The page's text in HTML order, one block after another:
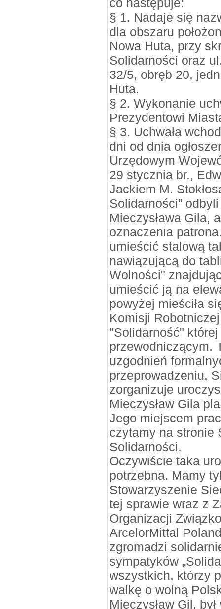
co następuje:
§ 1. Nadaje się
dla obszaru
Nowa Huta, przy
Solidarności oraz
32/5, obręb 20,
Huta.
§ 2. Wykonanie
Prezydentowi
§ 3. Uchwała
dni od dnia
Urzędowym
29 stycznia br.,
Jackiem M.
Solidarności”
Mieczysława Gila,
oznaczenia
umieścić stalową
nawiązującą do
Wolności"
umieścić ją na
powyżej mieściła
Komisji
"Solidarność" której
przewodniczącym.
uzgodnień
przeprowadzeniu,
zorganizuje
Mieczysław Gila
Jego miejscem
czytamy na stronie
Solidarności.
Oczywiście taka
potrzebna. Mamy
Stowarzyszenie
tej sprawie wraz z
Organizacji
ArcelorMittal
zgromadzi
sympatyków
wszystkich, którzy
walkę o wolną
Mieczysław Gil,